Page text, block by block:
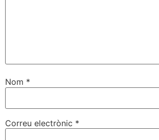
Nom *
Correu electrònic *